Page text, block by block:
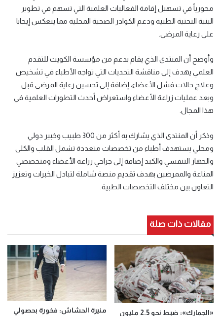
محورياً في تسهيل إقامة الفعاليات العلمية التي تسهم في تطوير
البنية التحتية الطبية ودعم الكوادر الصحية المحلية مما ينعكس إيجابا
على رعاية المرضى.
وأوضح أن المنتدى الذي يقام بدعم من مؤسسة الكويت للتقدم
العلمي يهدف إلى مناقشة التحديات التي تواجه الأطباء في تشخيص
وعلاج حالات فشل الأعضاء، إضافة إلى تحسين رعاية المرضى قبل
وبعد عمليات زراعة الأعضاء واستعراض أحدث التطورات العلمية في
هذا المجال.
وذكر أن المنتدى الذي يشارك به أكثر من 300 طبيب وخبير دولي
ومحلي يستهدف أطباء من تخصصات متعددة تشمل القلب والكلى
والجهاز التنفسي والكبد إضافة إلى جراحي زراعة الأعضاء ومتخصصي
المناعة والممرضين بهدف تقديم منصة شاملة لتبادل الخبرات وتعزيز
التعاون بين مختلف التخصصات الطبية.
مقالات ذات صلة
«الجمارك»: ضبط نحو 2.5 مليون
منيرة الحشاش: فخورة بحصولي